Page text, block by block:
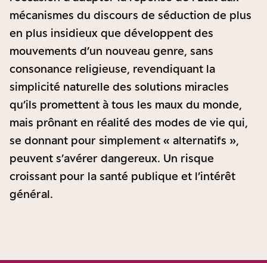
mécanismes du discours de séduction de plus
en plus insidieux que développent des
mouvements d’un nouveau genre, sans
consonance religieuse, revendiquant la
simplicité naturelle des solutions miracles
qu’ils promettent à tous les maux du monde,
mais prônant en réalité des modes de vie qui,
se donnant pour simplement « alternatifs »,
peuvent s’avérer dangereux. Un risque
croissant pour la santé publique et l’intérêt
général.